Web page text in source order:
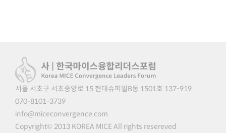
서울 서초구 서초중앙로 15 현대슈퍼빌B동 1501호 137-919
070-8101-3739
info@miceconvergence.com
Copyright© 2013 KOREA MICE All rights resereved